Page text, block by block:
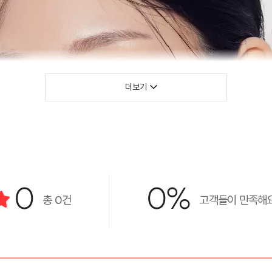
더보기
0 총 0건 0% 고객들이 만족해